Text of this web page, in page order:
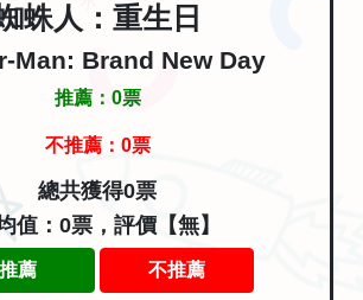
蛛人：重生日
Man: Brand New Day
推薦： 0票
不推薦： 0票
總共獲得0票
值：0票，評價【無】
推薦 不推薦